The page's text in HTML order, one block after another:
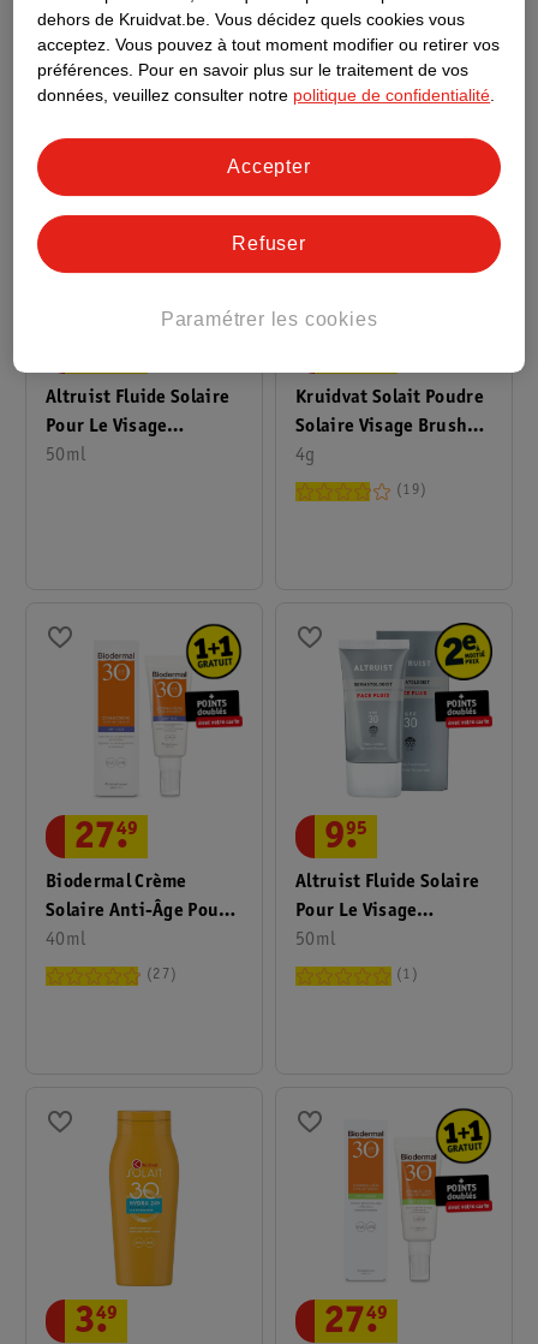
Altruist Fluide Solaire
Pour Le Visage
Dermatologist FPS50
50ml
Kruidvat Solait Poudre
Solaire Visage Brush
On FPS 30
4g
19
Biodermal Crème
Solaire Anti-Âge Pour
Le Visage FPS 30
40ml
27.
49
27
Altruist Fluide Solaire
Pour Le Visage
Dermatologist FPS30
50ml
9.
95
1
3.
49 27.
49
dehors de Kruidvat.be. Vous décidez quels cookies vous
acceptez. Vous pouvez à tout moment modifier ou retirer vos
préférences. Pour en savoir plus sur le traitement de vos
données, veuillez consulter notre politique de confidentialité
Paramétrer les cookies
Refuser
Accepter